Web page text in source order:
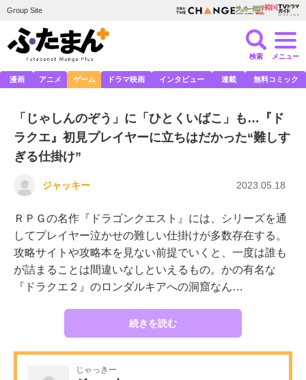
Group Site
検索 メニュー
漫画 アニメ ゲーム ドラマ映画 インタビュー 連載 無料コミック
「じゃしんのぞう」に「ひとくいばこ」も…『ド
ラクエ』初見プレイヤーに立ちはだかった“難しす
ぎる仕掛け”
ジャッキー 2023.05.18
ＲＰＧの名作『ドラゴンクエスト』には、シリーズを通
してプレイヤー泣かせの難しい仕掛けが多数存在する。
攻略サイトや攻略本を見ない前提でいくと、一度は誰も
が詰まることは間違いなしといえるもの。かの有名な
『ドラクエ２』のロンダルキアへの洞窟なん…
続きを読む
じゃっきー